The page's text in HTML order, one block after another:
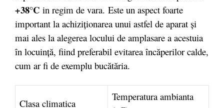
+38°C in regim de vara. Este un aspect foarte
important la achiziţionarea unui astfel de aparat şi
mai ales la alegerea locului de amplasare a acestuia
în locuinţă, fiind preferabil evitarea încăperilor calde,
cum ar fi de exemplu bucătăria.
Clasa climatica
Temperatura ambianta